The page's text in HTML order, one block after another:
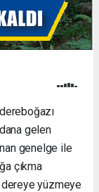
gelen
genelge ile
çıkma
dereye yüzmeye